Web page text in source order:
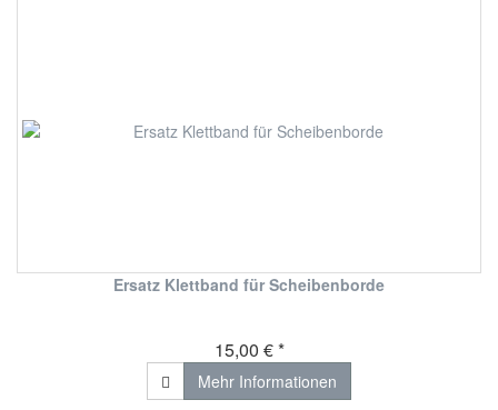
Ersatz Klettband für Scheibenborde
15,00 € *
Mehr Informationen